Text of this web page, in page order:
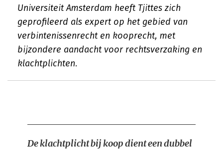
Universiteit Amsterdam heeft Tjittes zich
geprofileerd als expert op het gebied van
verbintenissenrecht en kooprecht, met
bijzondere aandacht voor rechtsverzaking en
klachtplichten.
De klachtplicht bij koop dient een dubbel